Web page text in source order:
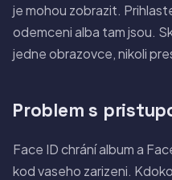
je mohou zobrazit.
odemceni alba tam jsou.
jedne obrazovce, nikoli
Problem s
Face ID chrání album a
kod vaseho zarizeni.